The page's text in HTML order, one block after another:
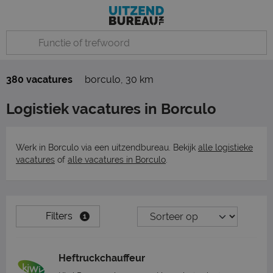
380 vacatures borculo, 30 km
Logistiek vacatures in Borculo
Werk in Borculo via een uitzendbureau. Bekijk alle logistieke
vacatures of alle vacatures in Borculo
Filters 1
Heftruckchauffeur